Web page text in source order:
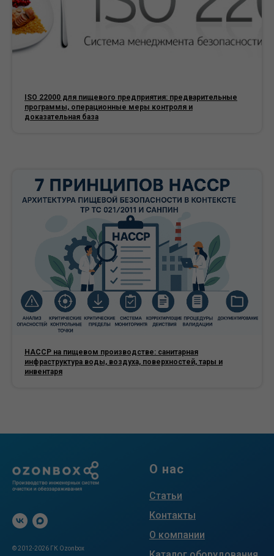
ISO 22000 для пищевого предприятия: предварительные
программы, операционные меры контроля и
доказательная база
HACCP на пищевом производстве: санитарная
инфраструктура воды, воздуха, поверхностей, тары и
инвентаря
© 2012-2026 ГК Ozonbox
О нас
Статьи
Контакты
О компании